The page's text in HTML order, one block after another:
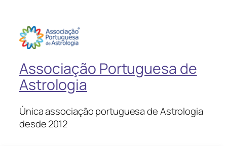
Associação Portuguesa de
Astrologia
Única associação portuguesa de Astrologia
desde 2012